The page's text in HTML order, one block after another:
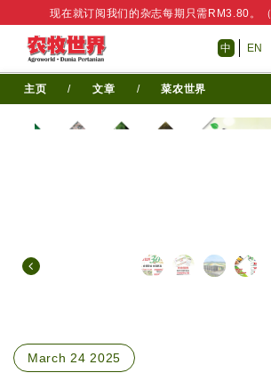
现在就订阅我们的杂志每期只需RM3.80。
中 EN
主页 / 文章 / 菜农世界
March 24 2025